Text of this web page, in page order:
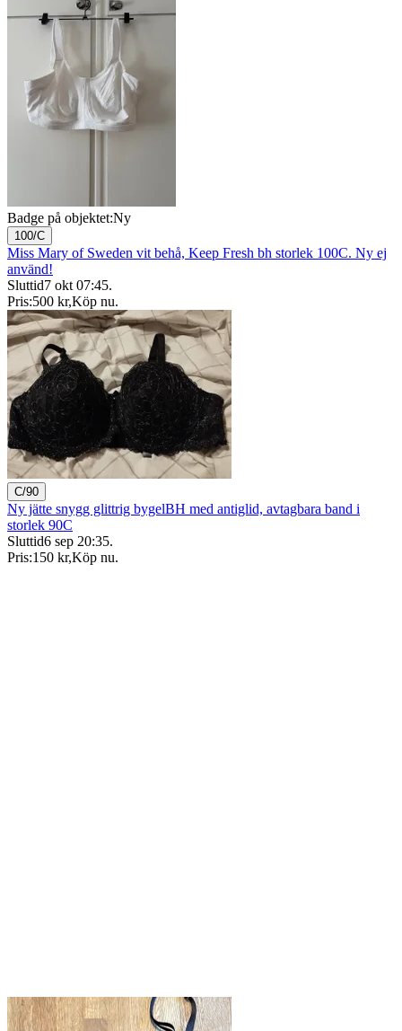
Badge på objektet:Ny
100/C
Miss Mary of Sweden vit behå, Keep Fresh bh storlek 100C. Ny ej
använd!
Sluttid7 okt 07:45.
Pris:500 kr,Köp nu.
C/90
Ny jätte snygg glittrig bygelBH med antiglid, avtagbara band i
storlek 90C
Sluttid6 sep 20:35.
Pris:150 kr,Köp nu.